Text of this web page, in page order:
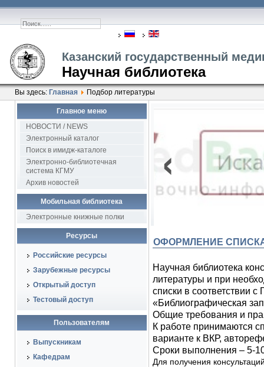
Казанский государственный
Научная библиотека
Вы здесь: Главная Подбор литературы
Главное меню
НОВОСТИ / NEWS
Электронный каталог
Поиск в имидж-каталоге
Электронно-библиотечная
система КГМУ
Архив новостей
Мобильная библиотека
Электронные книжные полки
Ресурсы
Российские ресурсы
Зарубежные ресурсы
Открытый доступ
Тестовый доступ
Пользователям
Выпускникам
Кафедрам
‹
ОФОРМЛЕНИЕ
Научная библиотека
литературы и при
списки в соответствии
«Библиографическая
Общие требования и
К работе принимаются
варианте к ВКР,
Сроки выполнения – 5-
Для получения